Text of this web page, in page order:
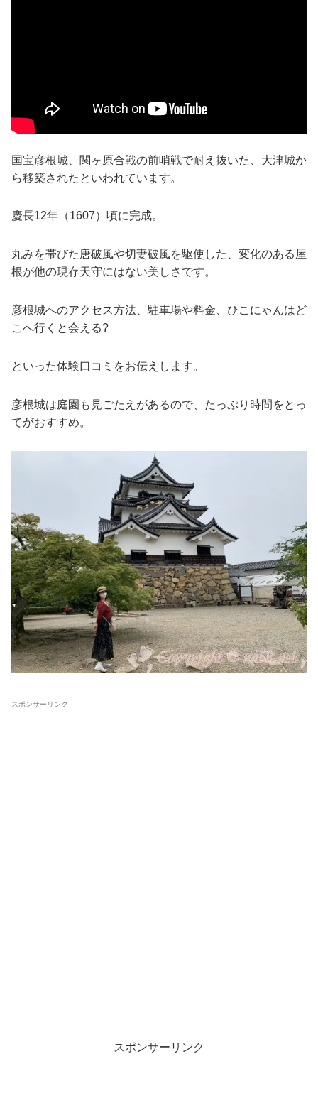
国宝彦根城、関ヶ原合戦の前哨戦で耐え抜いた、大津城か
ら移築されたといわれています。
慶長12年（1607）頃に完成。
丸みを帯びた唐破風や切妻破風を駆使した、変化のある屋
根が他の現存天守にはない美しさです。
彦根城へのアクセス方法、駐車場や料金、ひこにゃんはど
こへ行くと会える?
といった体験口コミをお伝えします。
彦根城は庭園も見ごたえがあるので、たっぷり時間をとっ
てがおすすめ。
スポンサーリンク
スポンサーリンク